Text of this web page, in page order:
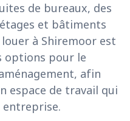
de bureaux, des
et bâtiments
à Shiremoor est
options pour le
afin
espace de travail qui